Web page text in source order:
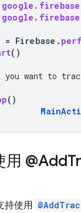
= Firebase .
()
want to
()
用 @Add
持使用